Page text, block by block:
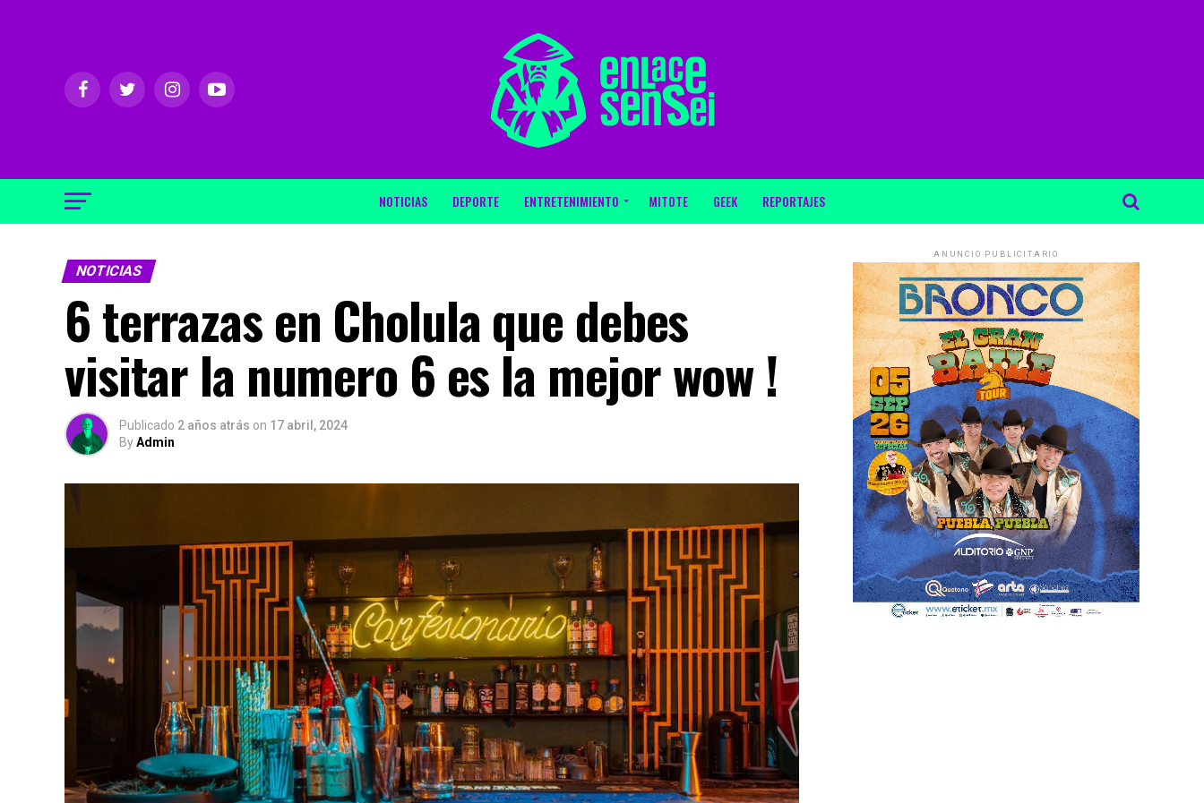
NOTICIAS DEPORTE ENTRETENIMIENTO MITOTE GEEK REPORTAJES
NOTICIAS
6 terrazas en Cholula que debes
visitar la numero 6 es la mejor wow !
Publicado 2 años atrás on 17 abril, 2024
ByAdmin
ANUNCIO PUBLICITARIO